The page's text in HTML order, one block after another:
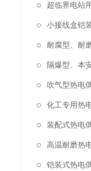
超临界电站
小接线盒铠
耐腐型、耐
隔爆型、本
吹气型热电
化工专用热
装配式热电
高温耐磨热
铠装式热电